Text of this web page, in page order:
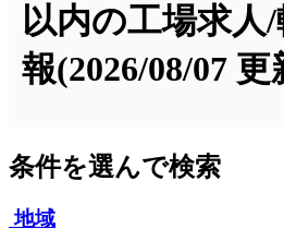
以内の工場求人
報(2026/08/07 更
条件を選んで検索
地域